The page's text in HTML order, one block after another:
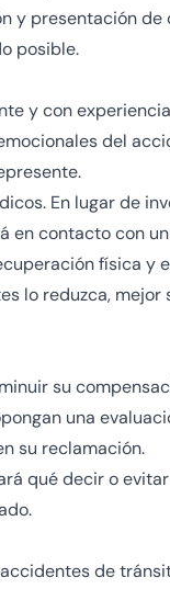
y presentación
posible.
y con
del
En lugar de
en contacto con
física y
lo reduzca, mejor
su
una
su reclamación.
qué decir o
de